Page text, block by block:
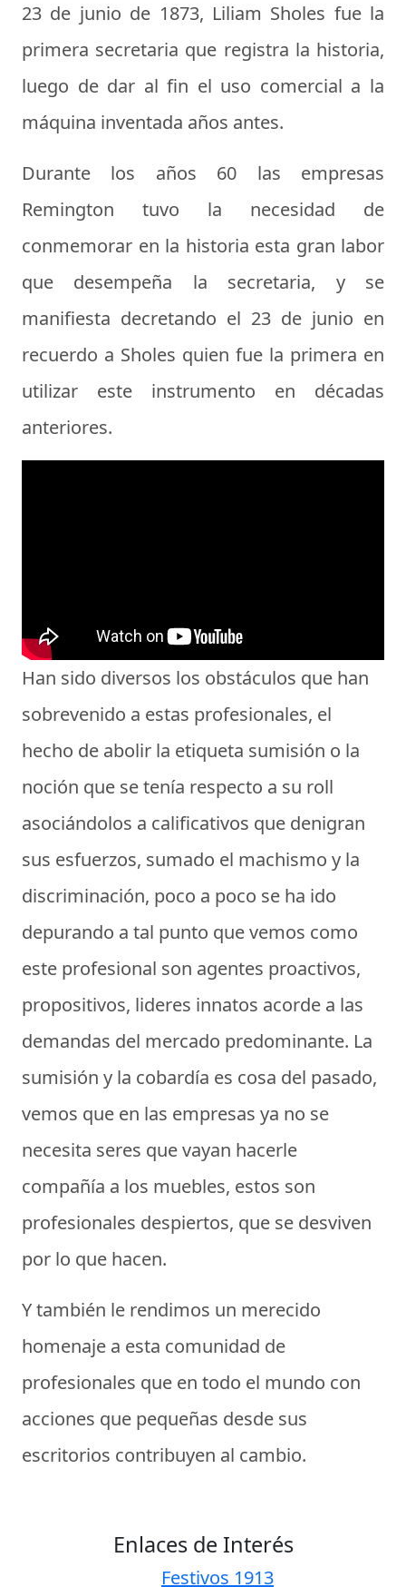
23 de junio de 1873, Liliam Sholes fue la
primera secretaria que registra la historia,
luego de dar al fin el uso comercial a la
máquina inventada años antes.
Durante los años 60 las empresas
Remington tuvo la necesidad de
conmemorar en la historia esta gran labor
que desempeña la secretaria, y se
manifiesta decretando el 23 de junio en
recuerdo a Sholes quien fue la primera en
utilizar este instrumento en décadas
anteriores.
Han sido diversos los obstáculos que han
sobrevenido a estas profesionales, el
hecho de abolir la etiqueta sumisión o la
noción que se tenía respecto a su roll
asociándolos a calificativos que denigran
sus esfuerzos, sumado el machismo y la
discriminación, poco a poco se ha ido
depurando a tal punto que vemos como
este profesional son agentes proactivos,
propositivos, lideres innatos acorde a las
demandas del mercado predominante. La
sumisión y la cobardía es cosa del pasado,
vemos que en las empresas ya no se
necesita seres que vayan hacerle
compañía a los muebles, estos son
profesionales despiertos, que se desviven
por lo que hacen.
Y también le rendimos un merecido
homenaje a esta comunidad de
profesionales que en todo el mundo con
acciones que pequeñas desde sus
escritorios contribuyen al cambio.
Enlaces de Interés
Festivos 1913